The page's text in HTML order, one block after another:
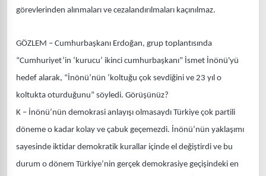
görevlerinden alınmaları ve cezalandırılmaları kaçınılmaz.
GÖZLEM – Cumhurbaşkanı Erdoğan, grup toplantısında
“Cumhuriyet’in ‘kurucu’ ikinci cumhurbaşkanı” İsmet İnönü'yü
hedef alarak, “İnönü’nün ‘koltuğu çok sevdiğini ve 23 yıl o
koltukta oturduğunu” söyledi. Görüşünüz?
K – İnönü’nün demokrasi anlayışı olmasaydı Türkiye çok partili
döneme o kadar kolay ve çabuk geçemezdi. İnönü’nün yaklaşımı
sayesinde iktidar demokratik kurallar içinde el değiştirdi ve bu
durum o dönem Türkiye’nin gerçek demokrasiye geçişindeki en